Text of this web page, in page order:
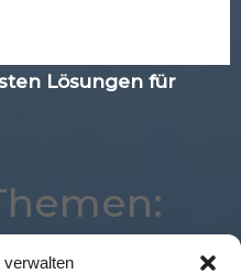
verwalten
Lösungen für